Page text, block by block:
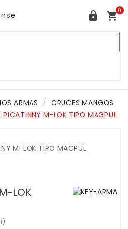
 0
ARMAS
CRUCES MANGOS
PICATINNY M-LOK TIPO MAGPUL
LOK